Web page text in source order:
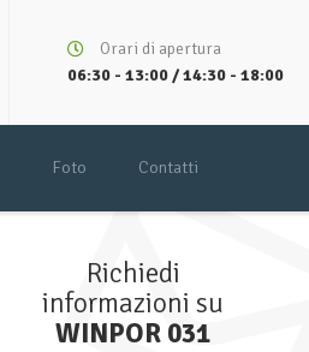
Orari di apertura
06:30 - 13:00 / 14:30 - 18:00
Foto Contatti
Richiedi
informazioni su
WINPOR 031